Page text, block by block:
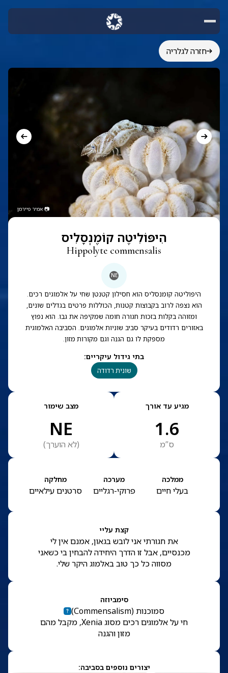
חזרה לגלריה
📷 אמיר פיירמן
הִיפּוֹלִיטֶה קוֹמֶנְסָלִיס
Hippolyte commensalis
NE
היפוליטה קומנסליס הוא חסילון קטנטן שחי על אלמוגים רכים.
הוא נצפה לרוב בקבוצות קטנות, הכוללות פרטים בגדלים שונים,
ומזוהה בקלות בזכות חגורה חומה שמקיפה את גבו. הוא נפוץ
באזורים רדודים בעיקר סביב שוניות אלמוגים. הסביבה האלמוגית
מספקת לו גם הגנה וגם מקורות מזון.
בתי גידול עיקריים:
שונית רדודה
מגיע עד אורך
1.6
ס”מ
מצב שימור
NE
(לא הוערך)
ממלכה
בעלי חיים
מערכה
פרוקי-רגליים
מחלקה
סרטנים עילאיים
קצת עליי
את חגורתי אני לובש בגאון, אמנם אין לי
מכנסיים, אבל זו הדרך היחידה להבחין בי כשאני
מסווה כל כך טוב באלמוג היקר שלי.
סימביוזה
סמוכנות (
Commensalism
)
חי על אלמוגים רכים מסוג Xenia, מקבל מהם
מזון והגנה
יצורים נוספים בסביבה: